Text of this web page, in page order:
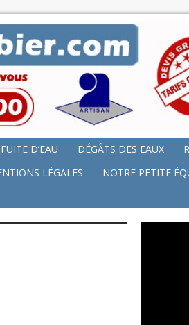
D’EAU DÉGÂTS DES EAUX
LÉGALES NOTRE PETITE